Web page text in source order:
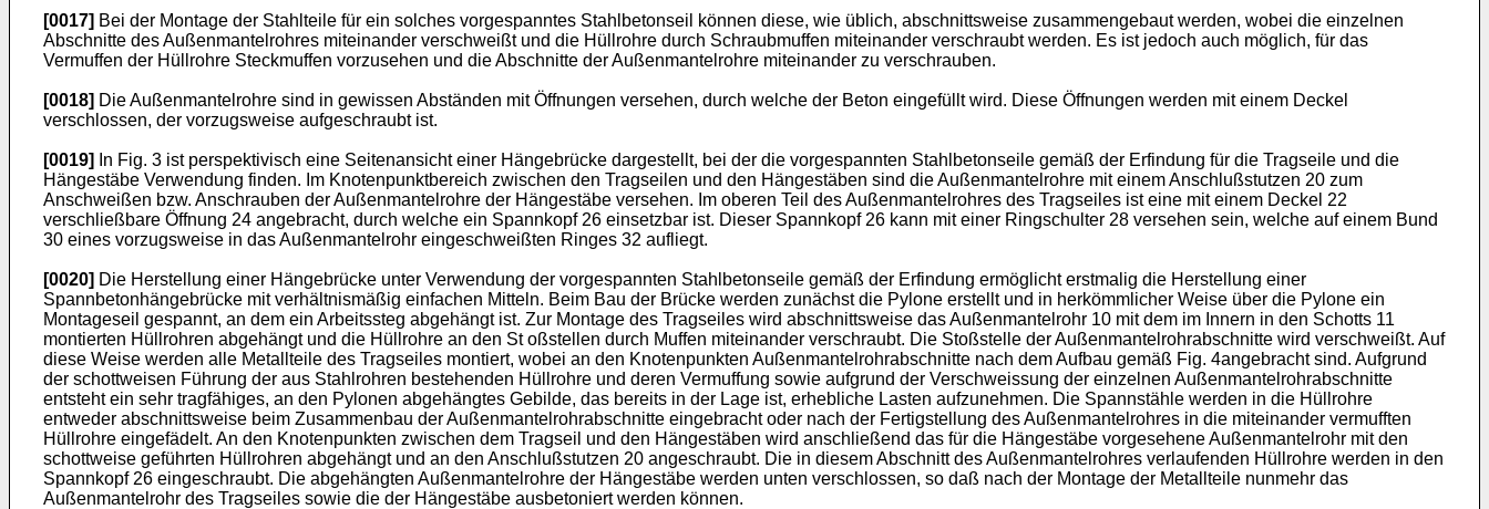
[0017] Bei der Montage der Stahlteile für ein solches vorgespanntes Stahlbetonseil können diese, wie üblich, abschnittsweise zusammengebaut werden, wobei die einzelnen
Abschnitte des Außenmantelrohres miteinander verschweißt und die Hüllrohre durch Schraubmuffen miteinander verschraubt werden. Es ist jedoch auch möglich, für das
Vermuffen der Hüllrohre Steckmuffen vorzusehen und die Abschnitte der Außenmantelrohre miteinander zu verschrauben.
[0018] Die Außenmantelrohre sind in gewissen Abständen mit Öffnungen versehen, durch welche der Beton eingefüllt wird. Diese Öffnungen werden mit einem Deckel
verschlossen, der vorzugsweise aufgeschraubt ist.
[0019]
In Fig. 3 ist perspektivisch eine Seitenansicht einer Hängebrücke dargestellt, bei der die vorgespannten Stahlbetonseile gemäß der Erfindung für die Tragseile und die
Hängestäbe Verwendung finden. Im Knotenpunktbereich zwischen den Tragseilen und den Hängestäben sind die Außenmantelrohre mit einem Anschlußstutzen 20 zum
Anschweißen bzw. Anschrauben der Außenmantelrohre der Hängestäbe versehen. Im oberen Teil des Außenmantelrohres des Tragseiles ist eine mit einem Deckel 22
verschließbare Öffnung 24 angebracht, durch welche ein Spannkopf 26 einsetzbar ist. Dieser Spannkopf 26 kann mit einer Ringschulter 28 versehen sein, welche auf einem Bund
30 eines vorzugsweise in das Außenmantelrohr eingeschweißten Ringes 32 aufliegt.
[0020] Die Herstellung einer Hängebrücke unter Verwendung der vorgespannten Stahlbetonseile gemäß der Erfindung ermöglicht erstmalig die Herstellung einer
Spannbetonhängebrücke mit verhältnismäßig einfachen Mitteln. Beim Bau der Brücke werden zunächst die Pylone erstellt und in herkömmlicher Weise über die Pylone ein
Montageseil gespannt, an dem ein Arbeitssteg abgehängt ist. Zur Montage des Tragseiles wird abschnittsweise das Außenmantelrohr 10 mit dem im Innern in den Schotts 11
montierten Hüllrohren abgehängt und die Hüllrohre an den St oßstellen durch Muffen miteinander verschraubt. Die Stoßstelle der Außenmantelrohrabschnitte wird verschweißt. Auf
diese Weise werden alle Metallteile des Tragseiles montiert, wobei an den Knotenpunkten Außenmantelrohrabschnitte nach dem Aufbau gemäß Fig. 4angebracht sind. Aufgrund
der schottweisen Führung der aus Stahlrohren bestehenden Hüllrohre und deren Vermuffung sowie aufgrund der Verschweissung der einzelnen Außenmantelrohrabschnitte
entsteht ein sehr tragfähiges, an den Pylonen abgehängtes Gebilde, das bereits in der Lage ist, erhebliche Lasten aufzunehmen. Die Spannstähle werden in die Hüllrohre
entweder abschnittsweise beim Zusammenbau der Außenmantelrohrabschnitte eingebracht oder nach der Fertigstellung des Außenmantelrohres in die miteinander vermufften
Hüllrohre eingefädelt. An den Knotenpunkten zwischen dem Tragseil und den Hängestäben wird anschließend das für die Hängestäbe vorgesehene Außenmantelrohr mit den
schottweise geführten Hüllrohren abgehängt und an den Anschlußstutzen 20 angeschraubt. Die in diesem Abschnitt des Außenmantelrohres verlaufenden Hüllrohre werden in den
Spannkopf 26 eingeschraubt. Die abgehängten Außenmantelrohre der Hängestäbe werden unten verschlossen, so daß nach der Montage der Metallteile nunmehr das
Außenmantelrohr des Tragseiles sowie die der Hängestäbe ausbetoniert werden können.